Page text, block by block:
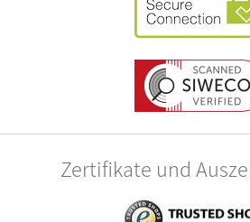
Zertifikate und